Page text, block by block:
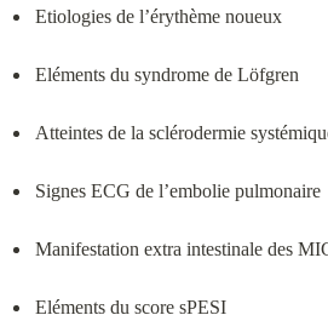
Etiologies de l’érythème noueux
Eléments du syndrome de Löfgren
Atteintes de la sclérodermie
Signes ECG de l’embolie pulmonaire
Manifestation extra intestinale des
Eléments du score sPESI